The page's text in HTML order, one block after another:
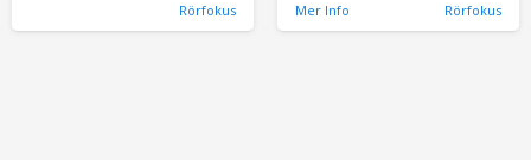
Rörfokus Mer Info Rörfokus